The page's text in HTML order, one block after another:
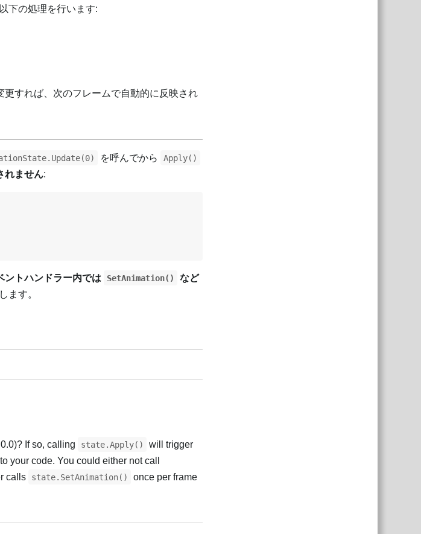
下の処理を行います:
すれば、次のフレームで自動的に反映され
を呼んでから Apply()
れません:
ントハンドラー内では SetAnimation()
など
ます。
If so, calling state.Apply()
will trigger
your code. You could either not call
calls state.SetAnimation()
once per frame